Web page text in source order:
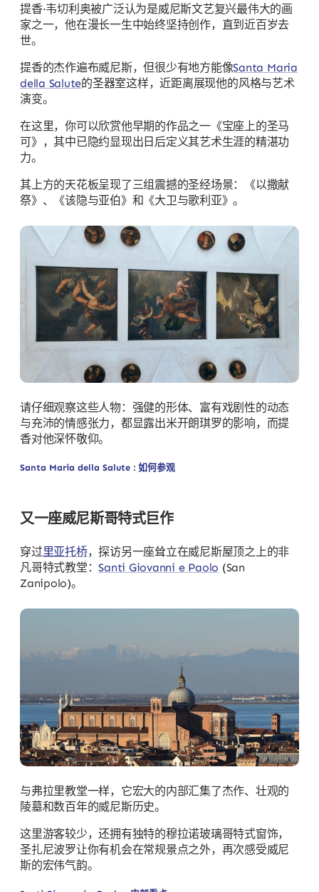
提香·韦切利奥被广泛认为是威尼斯文艺复兴最伟大的画
家之一，他在漫长一生中始终坚持创作，直到近百岁去
世。
提香的杰作遍布威尼斯，但很少有地方能像Santa Maria
della Salute的圣器室这样，近距离展现他的风格与艺术
演变。
在这里，你可以欣赏他早期的作品之一《宝座上的圣马
可》，其中已隐约显现出日后定义其艺术生涯的精湛功
力。
其上方的天花板呈现了三组震撼的圣经场景：《以撒献
祭》、《该隐与亚伯》和《大卫与歌利亚》。
请仔细观察这些人物：强健的形体、富有戏剧性的动态
与充沛的情感张力，都显露出米开朗琪罗的影响，而提
香对他深怀敬仰。
Santa Maria della Salute : 如何参观
又一座威尼斯哥特式巨作
穿过里亚托桥，探访另一座耸立在威尼斯屋顶之上的非
凡哥特式教堂：Santi Giovanni e Paolo (San
Zanipolo)。
与弗拉里教堂一样，它宏大的内部汇集了杰作、壮观的
陵墓和数百年的威尼斯历史。
这里游客较少，还拥有独特的穆拉诺玻璃哥特式窗饰，
圣扎尼波罗让你有机会在常规景点之外，再次感受威尼
斯的宏伟气韵。